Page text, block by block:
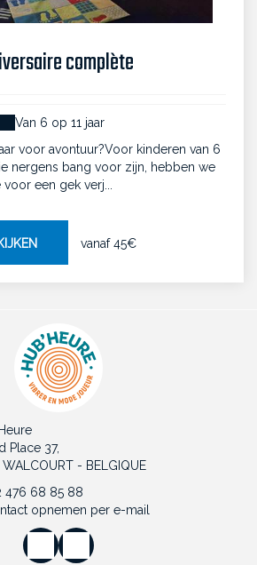
complète
Van 6 op 11 jaar
voor avontuur?Voor kinderen van 6
nergens bang voor zijn, hebben we
een gek verj...
vanaf45€
Place 37,
- BELGIQUE
476 68 85 88
opnemen per e-mail